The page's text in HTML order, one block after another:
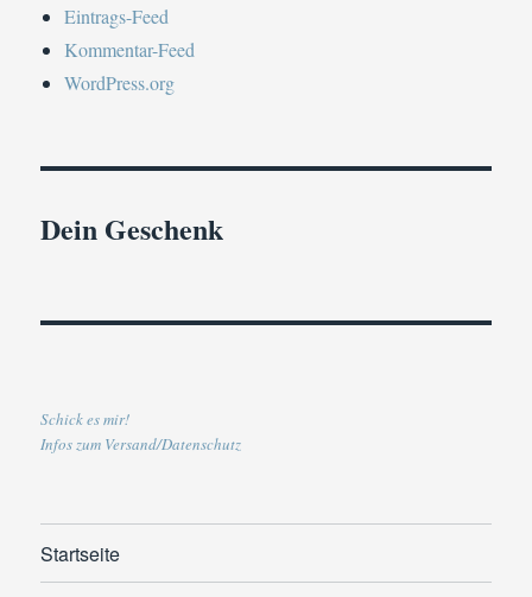
Eintrags-Feed
Kommentar-Feed
WordPress.org
Dein Geschenk
Schick es mir!
Infos zum Versand/Datenschutz
Startseite